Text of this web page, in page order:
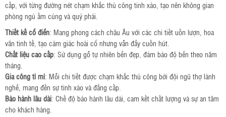
cấp, với từng đường nét chạm khắc thủ công tinh xảo, tạo nên không gian
phòng ngủ ấm cúng và quý phái.
Thiết kế cổ điển: Mang phong cách châu Âu với các chi tiết uốn lượn, hoa
văn tinh tế, tạo cảm giác hoài cổ nhưng vẫn đầy cuốn hút.
Chất liệu cao cấp: Sử dụng gỗ tự nhiên bền đẹp, đảm bảo độ bền theo năm
tháng.
Gia công tỉ mỉ: Mỗi chi tiết được chạm khắc thủ công bởi đội ngũ thợ lành
nghề, mang đến sự tinh xảo và đẳng cấp.
Bảo hành lâu dài: Chế độ bảo hành lâu dài, cam kết chất lượng và sự an tâm
cho khách hàng.